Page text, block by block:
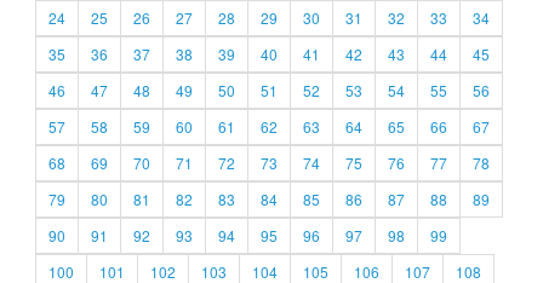
24
25 26 27 28 29 30 31 32 33
34
35
36 37 38 39 40 41 42 43 44
45
46
47 48 49 50 51 52 53 54 55
56
57
58 59 60 61 62 63 64 65 66
67
68
69 70 71 72 73 74 75 76 77
78
79
80 81 82 83 84 85 86 87 88
89
90
91 92 93 94 95 96 97 98
99
100
101 102 103 104 105 106 107
108